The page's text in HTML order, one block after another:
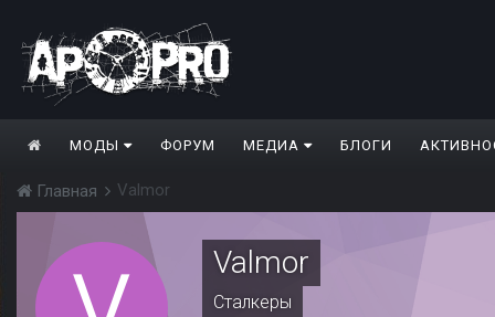
МОДЫ ФОРУМ МЕДИА БЛОГИ
Главная Valmor
Valmor
Сталкеры